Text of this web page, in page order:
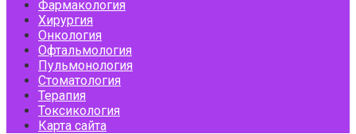
Фармакология
Хирургия
Онкология
Офтальмология
Пульмонология
Стоматология
Терапия
Токсикология
Карта сайта